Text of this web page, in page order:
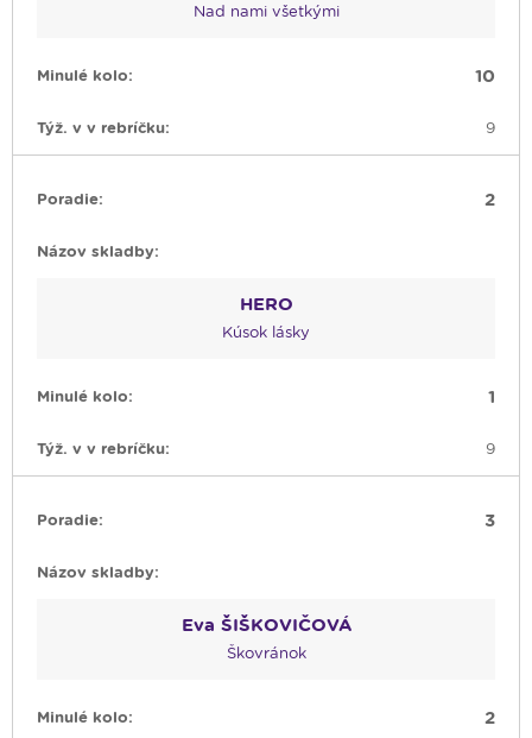
Nad nami všetkými
10
9
2
HERO
Kúsok lásky
1
9
3
Eva ŠIŠKOVIČOVÁ
Škovránok
2